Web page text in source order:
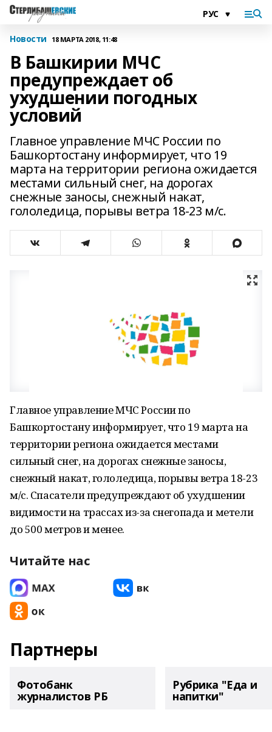
Новости 18 МАРТА 2018, 11:48
В Башкирии МЧС
предупреждает об
ухудшении погодных
условий
Главное управление МЧС России по
Башкортостану информирует, что 19
марта на территории региона ожидается
местами сильный снег, на дорогах
снежные заносы, снежный накат,
гололедица, порывы ветра 18-23 м/с.
Главное управление МЧС России по
Башкортостану информирует, что 19 марта на
территории региона ожидается местами
сильный снег, на дорогах снежные заносы,
снежный накат, гололедица, порывы ветра 18-23
м/с. Спасатели предупреждают об ухудшении
видимости на трассах из-за снегопада и метели
до 500 метров и менее.
Читайте нас
Партнеры
Фотобанк
журналистов РБ
Рубрика "Еда и
напитки"